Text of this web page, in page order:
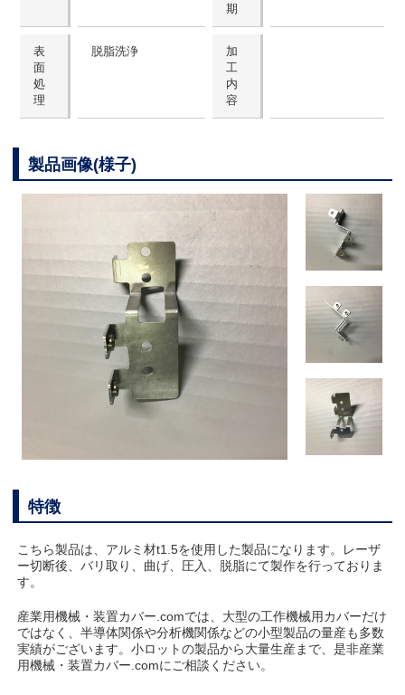
期
表
面
処
理
脱脂洗浄
加
工
内
容
製品画像(様子)
特徴
こちら製品は、アルミ材t1.5を使用した製品になります。レーザ
ー切断後、バリ取り、曲げ、圧入、脱脂にて製作を行っておりま
す。
産業用機械・装置カバー.comでは、大型の工作機械用カバーだけ
ではなく、半導体関係や分析機関係などの小型製品の量産も多数
実績がございます。小ロットの製品から大量生産まで、是非産業
用機械・装置カバー.comにご相談ください。